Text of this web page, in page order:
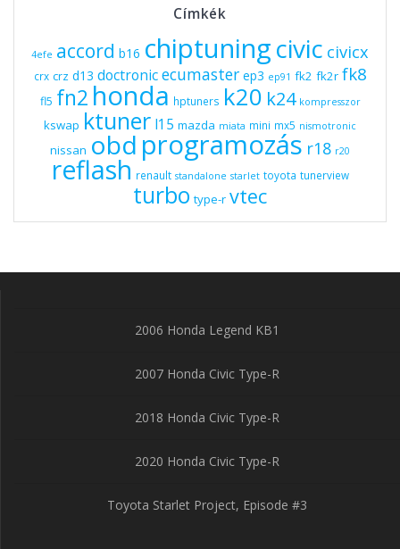
Címkék
4efe accord b16 chiptuningcivic civicx
crx crz d13 doctronic ecumaster ep3 ep91 fk2 fk2r fk8
fl5 fn2 honda hptuners k20 k24 kompresszor
kswap ktuner l15 mazda miata mini mx5 nismotronic
nissan obd programozás r18 r20
reflash renault standalone starlet toyota tunerview
turbo type-r vtec
2006 Honda Legend KB1
2007 Honda Civic Type-R
2018 Honda Civic Type-R
2020 Honda Civic Type-R
Toyota Starlet Project, Episode #3